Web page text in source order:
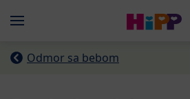
Menü
Odmor sa bebom